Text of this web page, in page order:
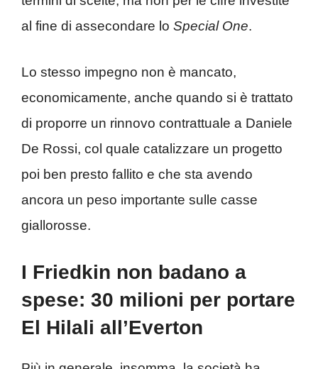
al fine di assecondare lo Special One.
Lo stesso impegno non è mancato,
economicamente, anche quando si è trattato
di proporre un rinnovo contrattuale a Daniele
De Rossi, col quale catalizzare un progetto
poi ben presto fallito e che sta avendo
ancora un peso importante sulle casse
giallorosse.
I Friedkin non badano a
spese: 30 milioni per portare
El Hilali all’Everton